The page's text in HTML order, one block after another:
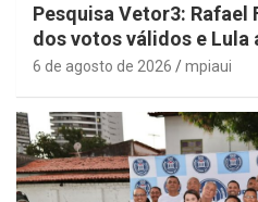
Pesquisa Vetor3: Rafael
dos votos válidos e Lula
6 de agosto de 2026 mpiaui